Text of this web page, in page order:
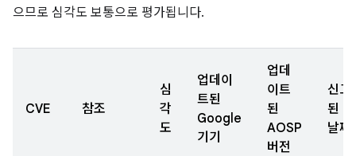
으므로 심각도 보통으로 평가됩니다.
CVE 참조
심
각
도
업데이
트된
Google
기기
업데
이트
된
AOSP
버전
신고
된
날짜